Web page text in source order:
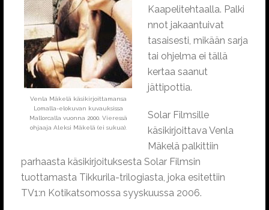
Venla Mäkelä käsikirjoittamansa
Lomalla-elokuvan kuvauksissa
Mallorcalla vuonna 2000. Vieressä
ohjaaja Aleksi Mäkelä (ei sukua).
Kaapelitehtaalla. Palki
nnot jakaantuivat
tasaisesti, mikään sarja
tai ohjelma ei tällä
kertaa saanut
jättipottia.
Solar Filmsille
käsikirjoittava Venla
Mäkelä palkittiin
parhaasta käsikirjoituksesta Solar Filmsin
tuottamasta Tikkurila-trilogiasta, joka esitettiin
TV1:n Kotikatsomossa syyskuussa 2006.